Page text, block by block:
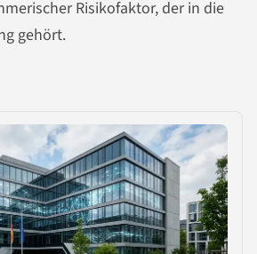
Risikofaktor, der in die
gehört.